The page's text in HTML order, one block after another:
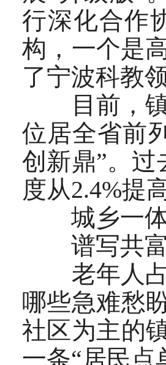
行深化合作
构，一个是
了宁波科教
目前，镇
位居全省前
创新鼎”。过
度从2.4%提
城乡一体
谱写共富
老年人占
哪些急难愁
社区为主的
一条“居民点